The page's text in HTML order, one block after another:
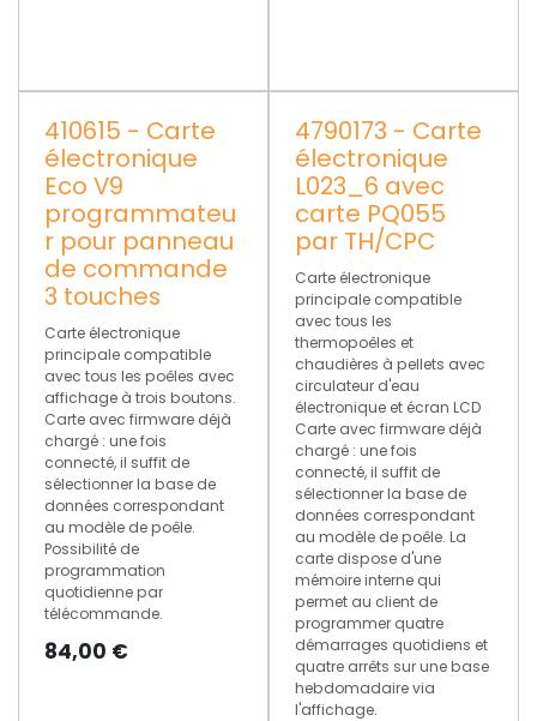
410615 - Carte
électronique
Eco V9
programmateu
r pour panneau
de commande
3 touches
Carte électronique
principale compatible
avec tous les poêles avec
affichage à trois boutons.
Carte avec firmware déjà
chargé : une fois
connecté, il suffit de
sélectionner la base de
données correspondant
au modèle de poêle.
Possibilité de
programmation
quotidienne par
télécommande.
84,00 €
4790173 - Carte
électronique
L023_6 avec
carte PQ055
par TH/CPC
Carte électronique
principale compatible
avec tous les
thermopoêles et
chaudières à pellets avec
circulateur d'eau
électronique et écran LCD
Carte avec firmware déjà
chargé : une fois
connecté, il suffit de
sélectionner la base de
données correspondant
au modèle de poêle. La
carte dispose d'une
mémoire interne qui
permet au client de
programmer quatre
démarrages quotidiens et
quatre arrêts sur une base
hebdomadaire via
l'affichage.